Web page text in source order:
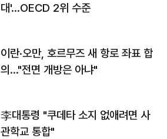
대'…OECD 2위 수준
이란·오만, 호르무즈 새 항로 좌표 합
의…"전면 개방은 아냐"
李대통령 "쿠데타 소지 없애려면 사
관학교 통합"